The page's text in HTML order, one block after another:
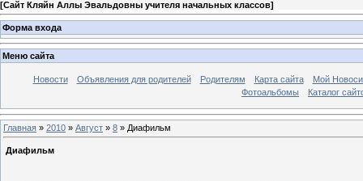
[Сайт Кляйн Аллы Эвальдовны учителя начальных классов]
Форма входа
Меню сайта
Новости Объявления для родителей Родителям Карта сайта
Мой
Фотоальбомы
Каталог
Главная » 2010 » Август » 8 » Диафильм
Диафильм